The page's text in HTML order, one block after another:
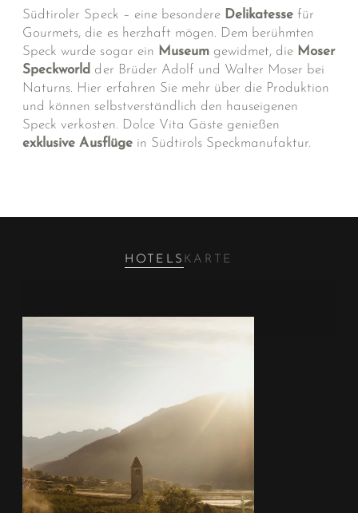
Südtiroler Speck – eine besondere Delikatesse für
Gourmets, die es herzhaft mögen. Dem berühmten
Speck wurde sogar ein Museumgewidmet, die Moser
Speckworld der Brüder Adolf und Walter Moser bei
Naturns. Hier erfahren Sie mehr über die Produktion
und können selbstverständlich den hauseigenen
Speck verkosten. Dolce Vita Gäste genießen
exklusive Ausflügein Südtirols Speckmanufaktur.
HOTELS KARTE